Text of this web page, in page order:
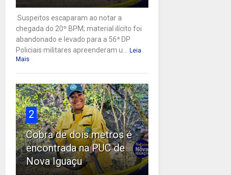
Suspeitos escaparam ao notar a
chegada do 20º BPM; material ilícito foi
abandonado e levado para a 56ª DP
Policiais militares apreenderam u...
Leia
Mais
2
Cobra de dois metros é
encontrada na PUC de
Nova Iguaçu